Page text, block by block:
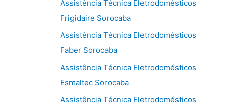
Assistência Técnica Eletrodomésticos
Frigidaire Sorocaba
Assistência Técnica Eletrodomésticos
Faber Sorocaba
Assistência Técnica Eletrodomésticos
Esmaltec Sorocaba
Assistência Técnica Eletrodomésticos